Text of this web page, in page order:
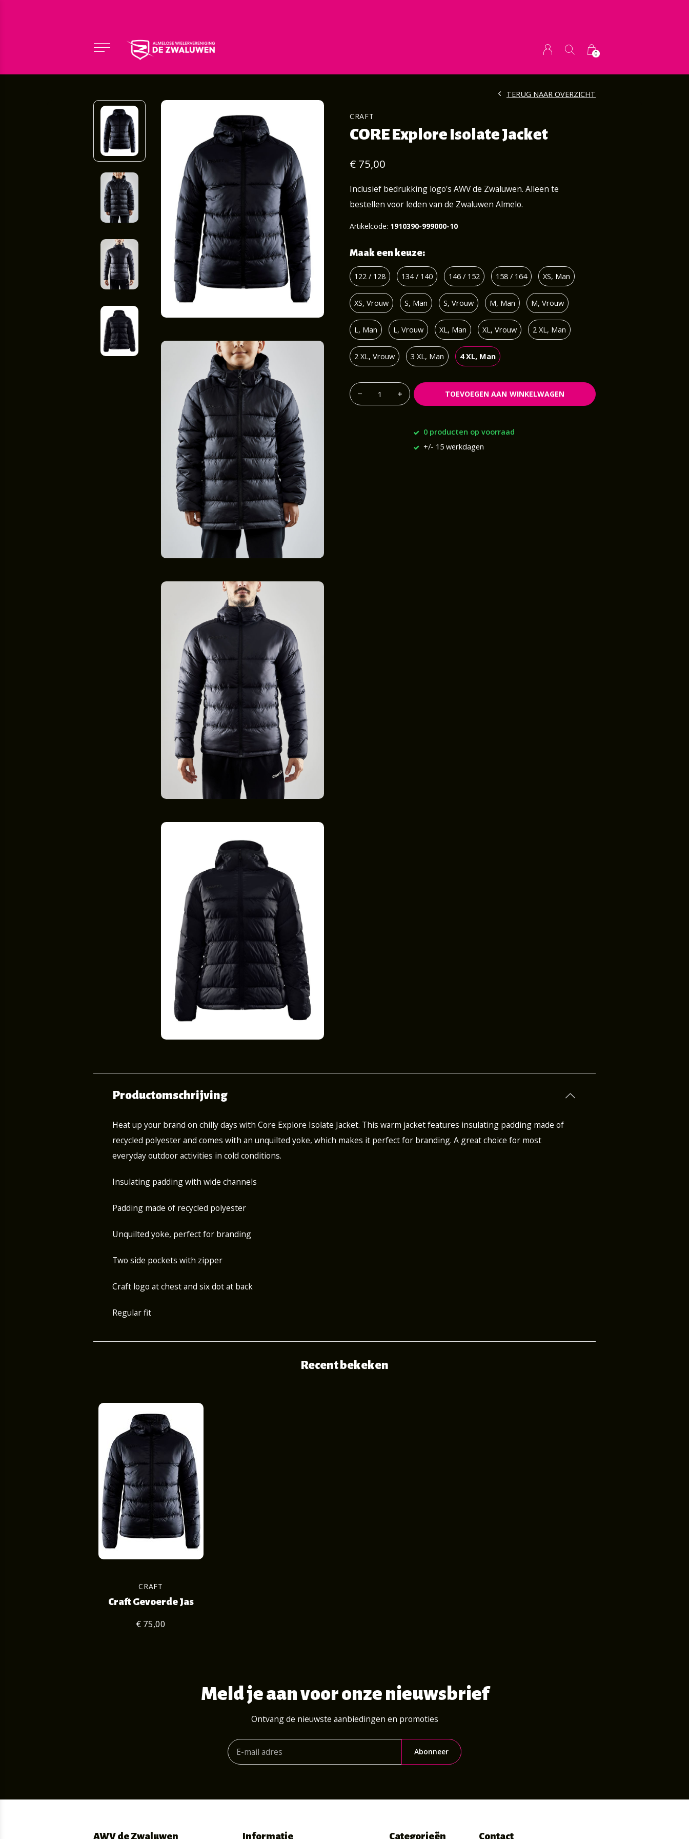
0
CRAFT
CORE Explore Isolate Jacket
TERUG NAAR OVERZICHT
€ 75,00
Inclusief bedrukking logo's AWV de Zwaluwen. Alleen te
bestellen voor leden van de Zwaluwen Almelo.
Artikelcode: 1910390-999000-10
Maak een keuze:
122 / 128 134 / 140 146 / 152 158 / 164 XS, Man
XS, Vrouw S, Man S, Vrouw M, Man M, Vrouw
L, Man L, Vrouw XL, Man XL, Vrouw 2 XL, Man
2 XL, Vrouw 3 XL, Man 4 XL, Man
TOEVOEGEN AAN WINKELWAGEN
0 producten op voorraad
+/- 15 werkdagen
Productomschrijving
Heat up your brand on chilly days with Core Explore Isolate Jacket. This warm jacket features insulating padding made of
recycled polyester and comes with an unquilted yoke, which makes it perfect for branding. A great choice for most
everyday outdoor activities in cold conditions.
Insulating padding with wide channels
Padding made of recycled polyester
Unquilted yoke, perfect for branding
Two side pockets with zipper
Craft logo at chest and six dot at back
Regular fit
Recent bekeken
CRAFT
Craft Gevoerde Jas
€ 75,00
Meld je aan voor onze nieuwsbrief
Ontvang de nieuwste aanbiedingen en promoties
Abonneer
AWV de Zwaluwen Informatie Categorieën Contact